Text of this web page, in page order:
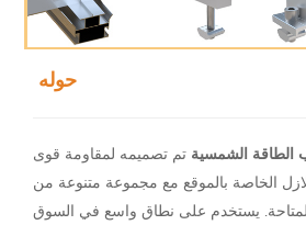
الطاقة الشمسية تم تصميمه لمقاومة قوى
الخاصة بالموقع مع مجموعة متنوعة من
المتاحة. يستخدم على نطاق واسع في السوق